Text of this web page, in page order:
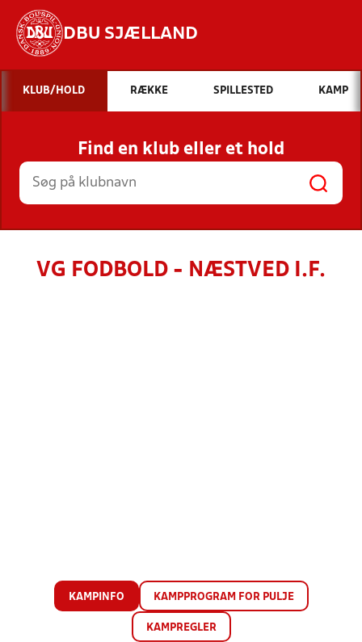
DBU SJÆLLAND
Hvad vil du søge efter?
INDHOLD OG NYHEDER
STILLINGER, RESULTATER, KLUBBER OG
HOLD
KLUB/HOLD RÆKKE SPILLESTED KAMP
Find en klub eller et hold
VG FODBOLD - NÆSTVED I.F.
KAMPINFO KAMPPROGRAM FOR PULJE
KAMPREGLER